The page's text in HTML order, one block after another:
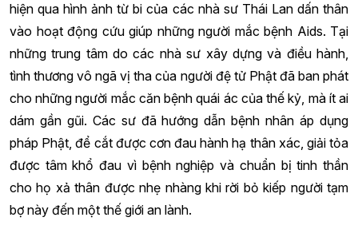
hiện qua hình ảnh từ bi của các nhà sư Thái Lan dấn thân
vào hoạt động cứu giúp những người mắc bệnh Aids. Tại
những trung tâm do các nhà sư xây dựng và điều hành,
tình thương vô ngã vị tha của người đệ tử Phật đã ban phát
cho những người mắc căn bệnh quái ác của thế kỷ, mà ít ai
dám gần gũi. Các sư đã hướng dẫn bệnh nhân áp dụng
pháp Phật, để cắt được cơn đau hành hạ thân xác, giải tỏa
được tâm khổ đau vì bệnh nghiệp và chuẩn bị tinh thần
cho họ xả thân được nhẹ nhàng khi rời bỏ kiếp người tạm
bợ này đến một thế giới an lành.